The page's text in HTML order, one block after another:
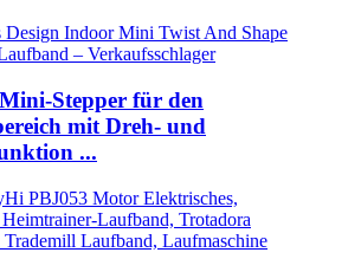
Stepper für den
mit Dreh- und
...